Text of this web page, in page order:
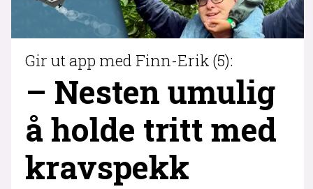
Gir ut app med Finn-Erik (5):
– Nesten umulig
å holde tritt med
krav­spekk